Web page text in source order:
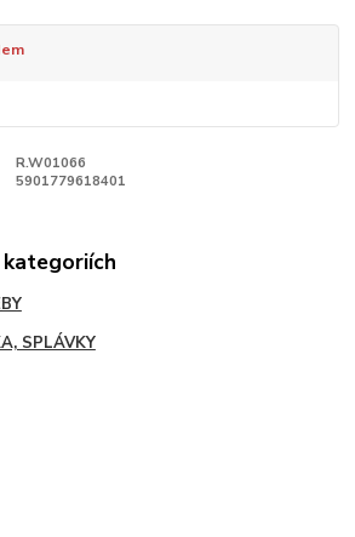
R.W01066
5901779618401
SPLÁVKY